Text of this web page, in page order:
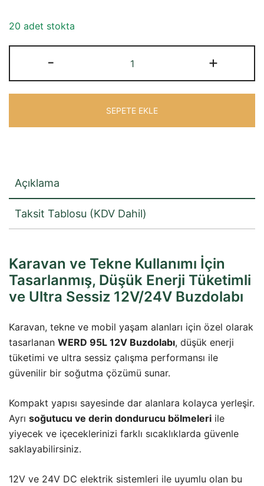
20 adet stokta
-
95L
12V
24V
Karavan
Kilitli
Kapı
+
SEPETE EKLE
Açıklama
Taksit Tablosu (KDV Dahil)
Karavan ve Tekne Kullanımı İçin
Tasarlanmış, Düşük Enerji Tüketimli
ve Ultra Sessiz 12V/24V Buzdolabı
Karavan, tekne ve mobil yaşam alanları için özel olarak
tasarlanan WERD 95L 12V Buzdolabı, düşük enerji
tüketimi ve ultra sessiz çalışma performansı ile
güvenilir bir soğutma çözümü sunar.
Kompakt yapısı sayesinde dar alanlara kolayca yerleşir.
Ayrı soğutucu ve derin dondurucu bölmeleri ile
yiyecek ve içeceklerinizi farklı sıcaklıklarda güvenle
saklayabilirsiniz.
12V ve 24V DC elektrik sistemleri ile uyumlu olan bu